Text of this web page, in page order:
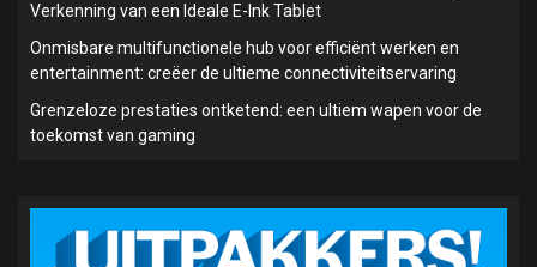
Verkenning van een Ideale E-Ink Tablet
Onmisbare multifunctionele hub voor efficiënt werken en
entertainment: creëer de ultieme connectiviteitservaring
Grenzeloze prestaties ontketend: een ultiem wapen voor de
toekomst van gaming